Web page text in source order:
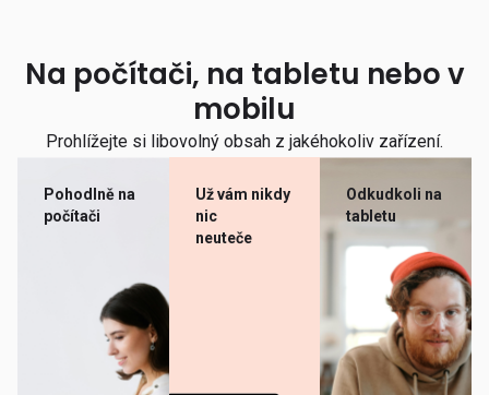
Na počítači, na tabletu nebo v
mobilu
Prohlížejte si libovolný obsah z jakéhokoliv zařízení.
Pohodlně na
počítači
Už vám nikdy
nic
neuteče
Odkudkoli na
tabletu